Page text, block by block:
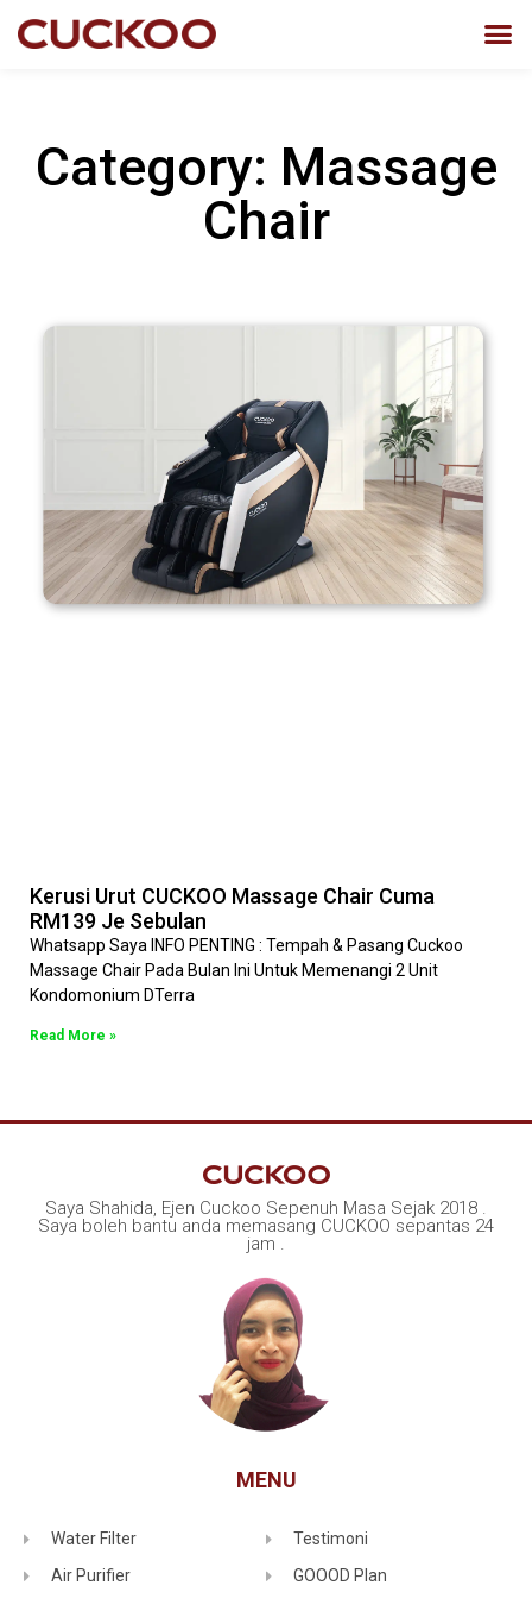
Category: Massage
Chair
Kerusi Urut CUCKOO Massage Chair Cuma
RM139 Je Sebulan
Whatsapp Saya INFO PENTING : Tempah & Pasang Cuckoo
Massage Chair Pada Bulan Ini Untuk Memenangi 2 Unit
Kondomonium DTerra
Read More »
Saya Shahida, Ejen Cuckoo Sepenuh Masa Sejak 2018 .
Saya boleh bantu anda memasang CUCKOO sepantas 24
jam .
MENU
Water Filter
Air Purifier
Testimoni
GOOOD Plan